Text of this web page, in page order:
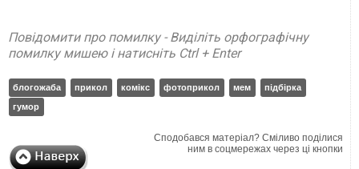
Повідомити про помилку - Виділіть орфографічну
помилку мишею і натисніть Ctrl + Enter
блогожаба прикол комікс фотоприкол мем
підбірка
гумор
Сподобався матеріал? Сміливо поділися
ним в соцмережах через ці кнопки